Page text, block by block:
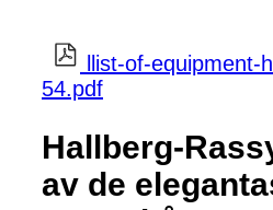
llist-of-equipment-
54.pdf
Hallberg-
av de